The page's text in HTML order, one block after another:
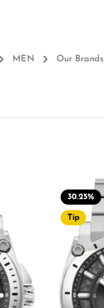
MEN Our Brands
30.25%
Tip